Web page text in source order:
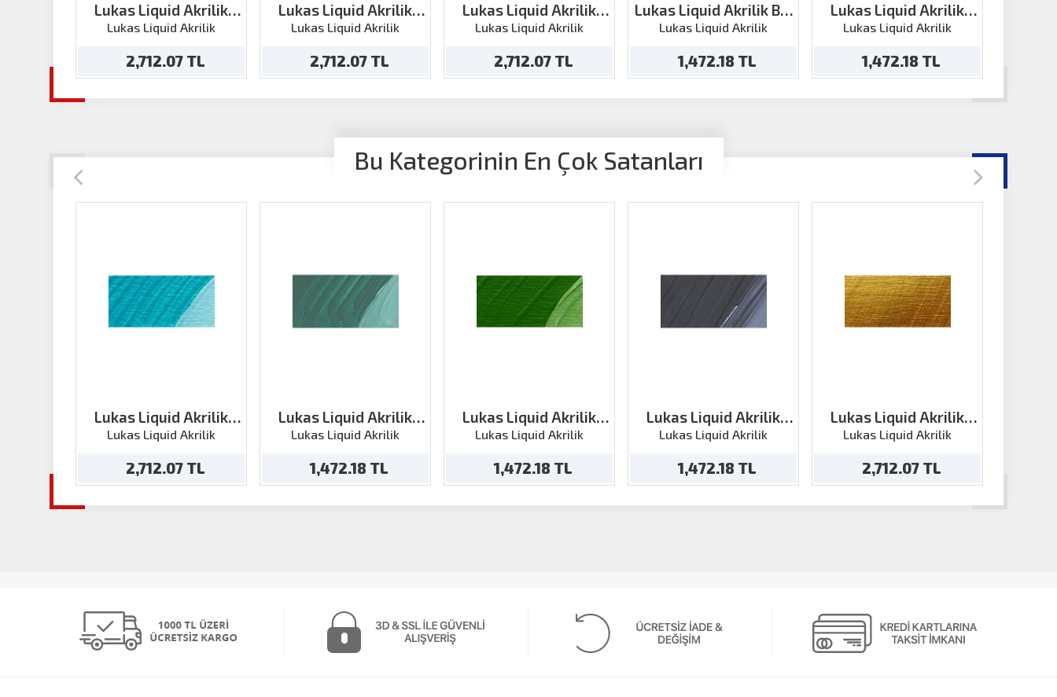
Lukas Liquid Akrilik
Gümüş 250ml
Lukas Liquid Akrilik
2,712.07 TL
Lukas Liquid Akrilik
Altın 250ml
Lukas Liquid Akrilik
2,712.07 TL
Lukas Liquid Akrilik
Bronz 250ml
Lukas Liquid Akrilik
2,712.07 TL
Lukas Liquid Akrilik Bej
250ml
Lukas Liquid Akrilik
1,472.18 TL
Lukas Liquid Akrilik
Koyu Siyah 250ml
Lukas Liquid Akrilik
1,472.18 TL
Bu Kategorinin En Çok Satanları
Lukas Liquid Akrilik
Kobalt Turkuaz 250ml
Lukas Liquid Akrilik
2,712.07 TL
Lukas Liquid Akrilik
Permanent Yeşil-Açık
Lukas Liquid Akrilik
1,472.18 TL
Lukas Liquid Akrilik
Çimen Yeşil 250ml
Lukas Liquid Akrilik
1,472.18 TL
Lukas Liquid Akrilik
Paynes Gri 250ml
Lukas Liquid Akrilik
1,472.18 TL
Lukas Liquid Akrilik
Altın 250ml
Lukas Liquid Akrilik
2,712.07 TL